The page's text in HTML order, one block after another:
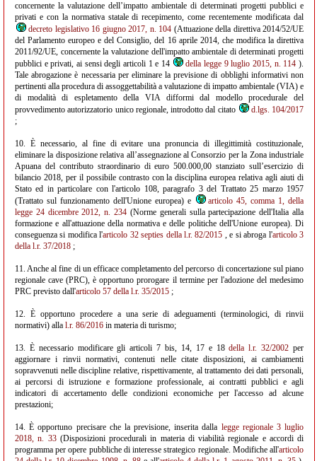
concernente la valutazione dell’impatto ambientale di determinati progetti pubblici e
privati e con la normativa statale di recepimento, come recentemente modificata dal
decreto legislativo 16 giugno 2017, n. 104 (Attuazione della direttiva 2014/52/UE
del Parlamento europeo e del Consiglio, del 16 aprile 2014, che modifica la direttiva
2011/92/UE, concernente la valutazione dell'impatto ambientale di determinati progetti
pubblici e privati, ai sensi degli articoli 1 e 14
della legge 9 luglio 2015, n. 114 ).
Tale abrogazione è necessaria per eliminare la previsione di obblighi informativi non
pertinenti alla procedura di assoggettabilità a valutazione di impatto ambientale (VIA) e
di modalità di espletamento della VIA difformi dal modello procedurale del
provvedimento autorizzatorio unico regionale, introdotto dal citato
d.lgs. 104/2017
;
10. È necessario, al fine di evitare una pronuncia di illegittimità costituzionale,
eliminare la disposizione relativa all’assegnazione al Consorzio per la Zona industriale
Apuana del contributo straordinario di euro 500.000,00 stanziato sull’esercizio di
bilancio 2018, per il possibile contrasto con la disciplina europea relativa agli aiuti di
Stato ed in particolare con l'articolo 108, paragrafo 3 del Trattato 25 marzo 1957
(Trattato sul funzionamento dell'Unione europea) e
articolo 45, comma 1, della
legge 24 dicembre 2012, n. 234 (Norme generali sulla partecipazione dell'Italia alla
formazione e all'attuazione della normativa e delle politiche dell'Unione europea). Di
conseguenza si modifica l'articolo 32 septies della l.r. 82/2015 , e si abroga l'articolo 3
della l.r. 37/2018 ;
11. Anche al fine di un efficace completamento del percorso di concertazione sul piano
regionale cave (PRC), è opportuno prorogare il termine per l'adozione del medesimo
PRC previsto dall'articolo 57 della l.r. 35/2015 ;
12. È opportuno procedere a una serie di adeguamenti (terminologici, di rinvii
normativi) alla l.r. 86/2016 in materia di turismo;
13. È necessario modificare gli articoli 7 bis, 14, 17 e 18della l.r. 32/2002 per
aggiornare i rinvii normativi, contenuti nelle citate disposizioni, ai cambiamenti
sopravvenuti nelle discipline relative, rispettivamente, al trattamento dei dati personali,
ai percorsi di istruzione e formazione professionale, ai contratti pubblici e agli
indicatori di accertamento delle condizioni economiche per l'accesso ad alcune
prestazioni;
14. È opportuno precisare che la previsione, inserita dalla legge regionale 3 luglio
2018, n. 33(Disposizioni procedurali in materia di viabilità regionale e accordi di
programma per opere pubbliche di interesse strategico regionale. Modifiche all'articolo